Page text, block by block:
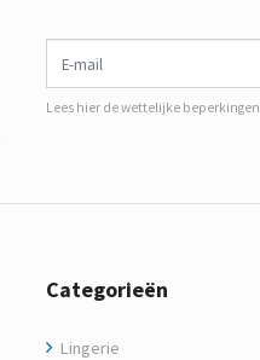
E-mail
Lees hier de wettelijke beperkingen
Categorieën
Lingerie